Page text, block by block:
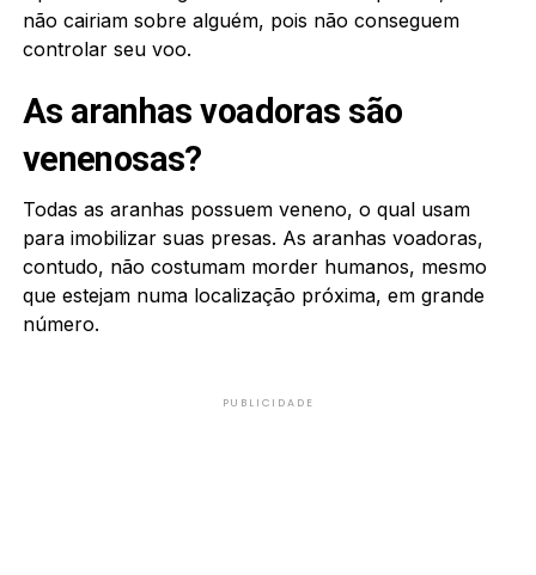
não cairiam sobre alguém, pois não conseguem
controlar seu voo.
As aranhas voadoras são
venenosas?
Todas as aranhas possuem veneno, o qual usam
para imobilizar suas presas. As aranhas voadoras,
contudo, não costumam morder humanos, mesmo
que estejam numa localização próxima, em grande
número.
PUBLICIDADE